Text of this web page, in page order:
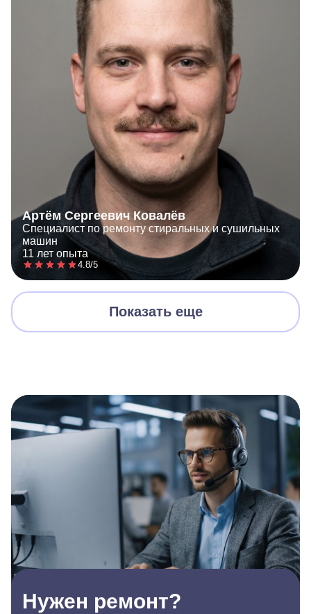
Артём Сергеевич Ковалёв
Специалист по ремонту стиральных и сушильных
машин
11 лет опыта
4.8/5
Показать еще
Нужен ремонт?